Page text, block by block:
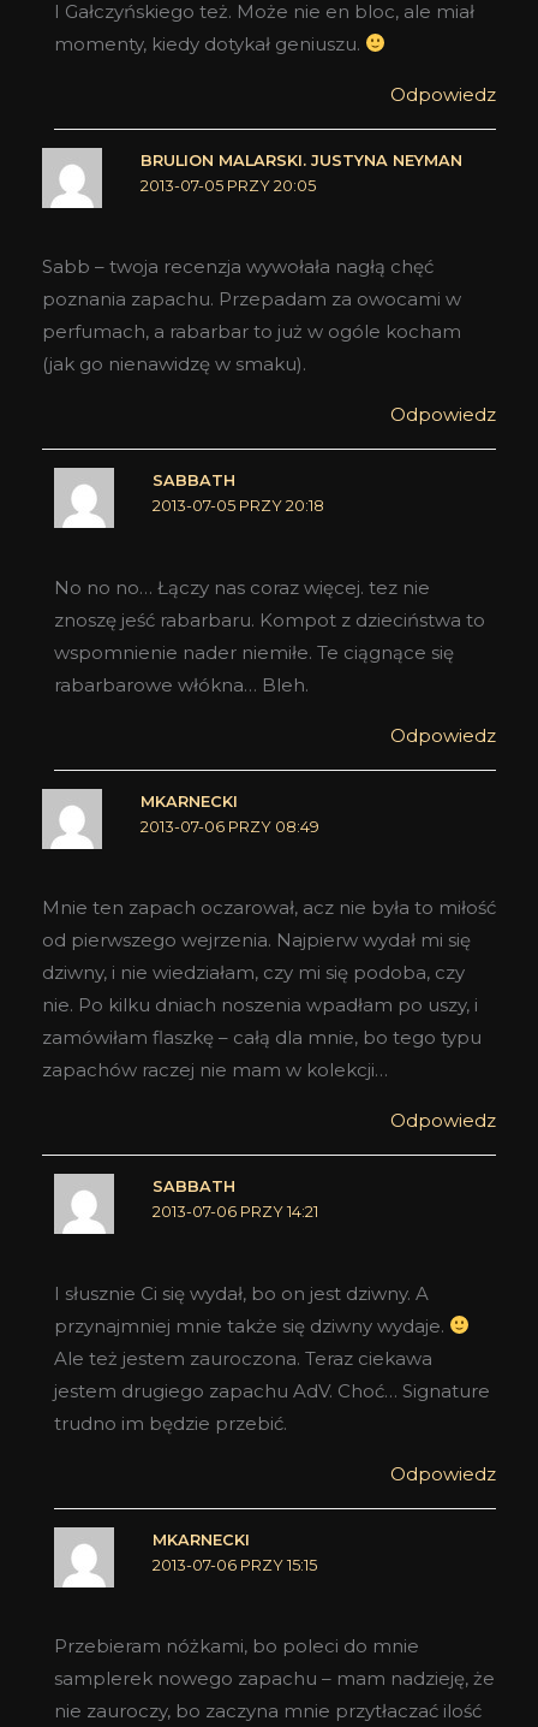
I Gałczyńskiego też. Może nie en bloc, ale miał
momenty, kiedy dotykał geniuszu.
Odpowiedz
BRULION MALARSKI. JUSTYNA NEYMAN
2013-07-05 PRZY 20:05
Sabb – twoja recenzja wywołała nagłą chęć
poznania zapachu. Przepadam za owocami w
perfumach, a rabarbar to już w ogóle kocham
(jak go nienawidzę w smaku).
Odpowiedz
SABBATH
2013-07-05 PRZY 20:18
No no no… Łączy nas coraz więcej. tez nie
znoszę jeść rabarbaru. Kompot z dzieciństwa to
wspomnienie nader niemiłe. Te ciągnące się
rabarbarowe włókna… Bleh.
Odpowiedz
MKARNECKI
2013-07-06 PRZY 08:49
Mnie ten zapach oczarował, acz nie była to miłość
od pierwszego wejrzenia. Najpierw wydał mi się
dziwny, i nie wiedziałam, czy mi się podoba, czy
nie. Po kilku dniach noszenia wpadłam po uszy, i
zamówiłam flaszkę – całą dla mnie, bo tego typu
zapachów raczej nie mam w kolekcji…
Odpowiedz
SABBATH
2013-07-06 PRZY 14:21
I słusznie Ci się wydał, bo on jest dziwny. A
przynajmniej mnie także się dziwny wydaje.
Ale też jestem zauroczona. Teraz ciekawa
jestem drugiego zapachu AdV. Choć… Signature
trudno im będzie przebić.
Odpowiedz
MKARNECKI
2013-07-06 PRZY 15:15
Przebieram nóżkami, bo poleci do mnie
samplerek nowego zapachu – mam nadzieję, że
nie zauroczy, bo zaczyna mnie przytłaczać ilość